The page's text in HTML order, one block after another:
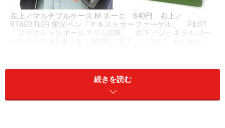
左上／マルチプルケース M ネーエ 840円 右上／
STAEDTLER 蛍光ペン「テキストサーファーゲル」 PILOT
「フリクションボールスリム038」 右下／ジェネラルパー
整理・収納をキーワードに色々なシーンでの使い心地を
最優先に考えた「いつも身近にあるステーショナリー」
がコンセプトのnahe（ネーエ）。ネーエとはドイツ語で
続きを読む